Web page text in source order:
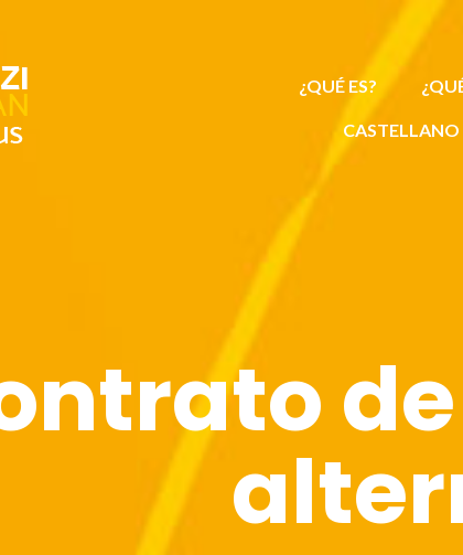
¿QUÉ ES?
CASTELLANO